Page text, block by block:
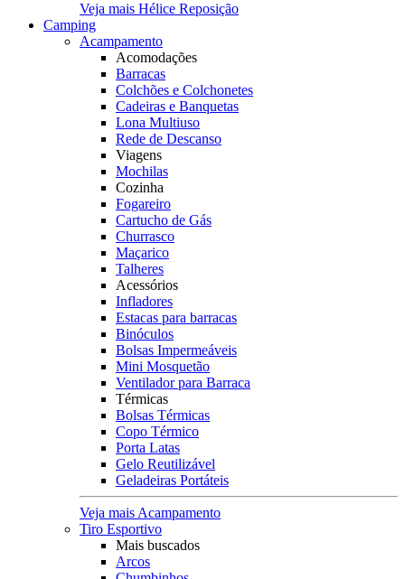
Veja mais Hélice Reposição
Camping
Acampamento
Acomodações
Barracas
Colchões e Colchonetes
Cadeiras e Banquetas
Lona Multiuso
Rede de Descanso
Viagens
Mochilas
Cozinha
Fogareiro
Cartucho de Gás
Churrasco
Maçarico
Talheres
Acessórios
Infladores
Estacas para barracas
Binóculos
Bolsas Impermeáveis
Mini Mosquetão
Ventilador para Barraca
Térmicas
Bolsas Térmicas
Copo Térmico
Porta Latas
Gelo Reutilizável
Geladeiras Portáteis
Veja mais Acampamento
Tiro Esportivo
Mais buscados
Arcos